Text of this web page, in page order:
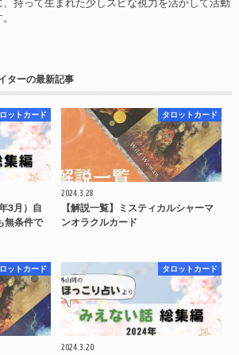
ターの最新記事
ットカード
3月）自
無条件で
タロットカード
2024.3.28
【解説一覧】ミスティカルシャーマ
ンオラクルカード
ットカード タロットカード
2024.3.20